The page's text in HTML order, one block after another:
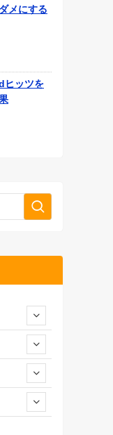
メにする
ヒッツを